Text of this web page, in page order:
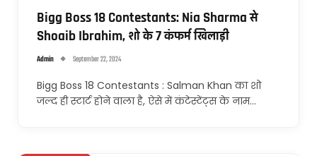
Bigg Boss 18 Contestants: Nia Sharma से
Shoaib Ibrahim, शो के 7 कंफर्म खिलाड़ी
Admin September 22, 2024
Bigg Boss 18 Contestants : Salman Khan का शो
जल्द ही स्टार्ट होने वाला है, ऐसे में कंटेस्टेंट्स के नाम…